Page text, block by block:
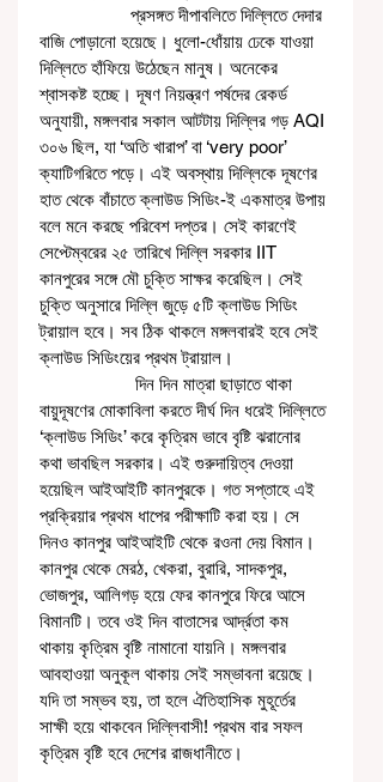
বাজি পোড়ানো হয়েছে। ধুলো-ধোঁয়ায় ঢেকে যাওয়া
দিল্লিতে হাঁফিয়ে উঠেছেন মানুষ। অনেকের
শ্বাসকষ্ট হচ্ছে। দূষণ নিয়ন্ত্রণ পর্ষদের রেকর্ড
অনুযায়ী, মঙ্গলবার সকাল আটটায় দিল্লির গড় AQI
৩০৬ ছিল, যা ‘অতি খারাপ’ বা ‘very poor’
ক্যাটিগরিতে পড়ে। এই অবস্থায় দিল্লিকে দূষণের
হাত থেকে বাঁচাতে ক্লাউড সিডিং-ই একমাত্র উপায়
বলে মনে করছে পরিবেশ দপ্তর। সেই কারণেই
সেপ্টেম্বরের ২৫ তারিখে দিল্লি সরকার IIT
কানপুরের সঙ্গে মৌ চুক্তি সাক্ষর করেছিল। সেই
চুক্তি অনুসারে দিল্লি জুড়ে ৫টি ক্লাউড সিডিং
ট্রায়াল হবে। সব ঠিক থাকলে মঙ্গলবারই হবে সেই
ক্লাউড সিডিংয়ের প্রথম ট্রায়াল।
বায়ুদূষণের মোকাবিলা করতে দীর্ঘ দিন ধরেই দিল্লিতে
‘ক্লাউড সিডিং’ করে কৃত্রিম ভাবে বৃষ্টি ঝরানোর
কথা ভাবছিল সরকার। এই গুরুদায়িত্ব দেওয়া
হয়েছিল আইআইটি কানপুরকে। গত সপ্তাহে এই
প্রক্রিয়ার প্রথম ধাপের পরীক্ষাটি করা হয়। সে
দিনও কানপুর আইআইটি থেকে রওনা দেয় বিমান।
কানপুর থেকে মেরঠ, খেকরা, বুরারি, সাদকপুর,
ভোজপুর, আলিগড় হয়ে ফের কানপুরে ফিরে আসে
বিমানটি। তবে ওই দিন বাতাসের আর্দ্রতা কম
থাকায় কৃত্রিম বৃষ্টি নামানো যায়নি। মঙ্গলবার
আবহাওয়া অনুকূল থাকায় সেই সম্ভাবনা রয়েছে।
যদি তা সম্ভব হয়, তা হলে ঐতিহাসিক মুহূর্তের
সাক্ষী হয়ে থাকবেন দিল্লিবাসী! প্রথম বার সফল
কৃত্রিম বৃষ্টি হবে দেশের রাজধানীতে।